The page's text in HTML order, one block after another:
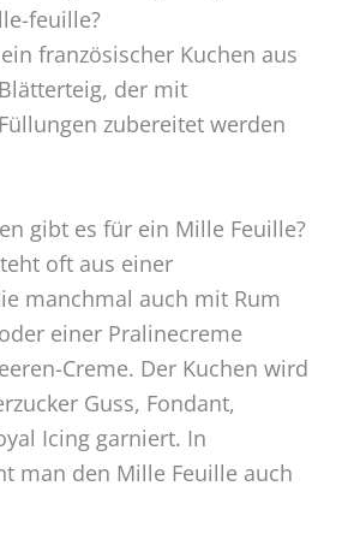
feuille?
französischer Kuchen aus
der mit
zubereitet werden
gibt es für ein Mille Feuille?
oft aus einer
manchmal auch mit Rum
einer Pralinecreme
Creme. Der Kuchen wird
Guss, Fondant,
Icing garniert. In
man den Mille Feuille auch